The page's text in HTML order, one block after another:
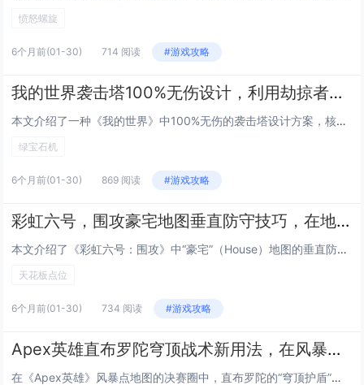
愤怒螺旋
6个月前(01-30) 714 阅读 #游戏攻略
我的世界袭击塔100%无伤设计，利用劫掠者AI漏洞构建的全自动刷绿宝石机
本文介绍了一种《我的世界》中100%无伤的袭击塔设计方案，核心在于巧妙利用劫掠者（Ravager）AI的路径寻路漏洞：当劫掠者被引至特定高度差结构时，会因AI判定异常而卡在空中持续攻击，却无法实际接触玩家，配合精准红石控制、自动刷怪笼与漏斗...
绿宝石机
6个月前(01-30) 869 阅读 #游戏攻略
彩虹六号，围攻豪宅地图垂直防守技巧，在地下室用喷子开凿的五个关键天花板点位
本文介绍了《彩虹六号：围攻》中“豪宅”（House）地图的垂直防守技巧，重点聚焦于地下室利用霰弹枪（喷子）快速开凿天花板的实战策略，通过精准打击五个关键天花板点位，防守方可有效封锁楼上进攻路径、制造视野盲区、干扰敌人部署，并为垂直投掷物（如...
天花板点位
6个月前(01-30) 734 阅读 #游戏攻略
Apex英雄直布罗陀穹顶战术新用法，在风暴点决赛圈强制分割战场的策略
在《Apex英雄》风暴点地图的决赛圈中，直布罗陀的“穹顶护盾”战术被开发出创新用法：利用其360度环形屏障强制分割战场，玩家可在关键狭窄通道（如发电站入口或悬崖小径）精准部署穹顶，将敌人封锁于圈外或隔离于安全区一侧，打断其转移节奏并制造单向...